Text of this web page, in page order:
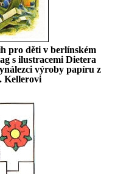
pro děti v berlínském
s ilustracemi Dietera
výroby papíru z
Kellerovi